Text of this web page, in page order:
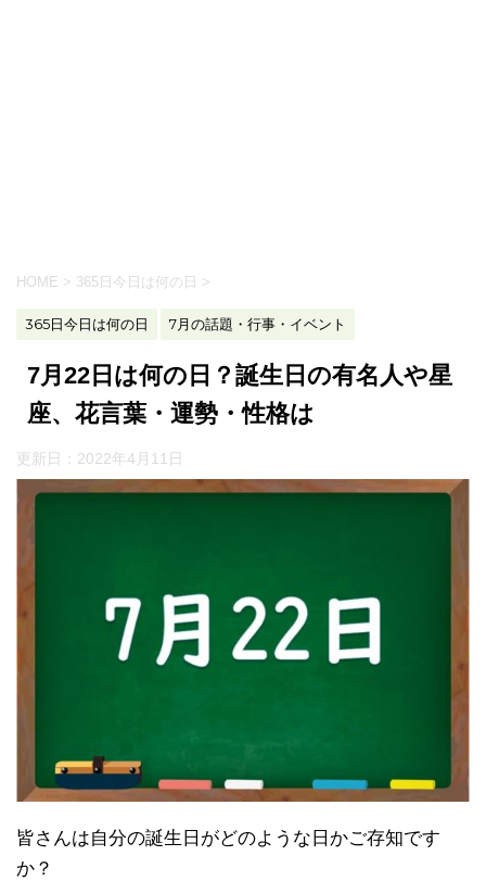
HOME > 365日今日は何の日 >
365日今日は何の日 7月の話題・行事・イベント
7月22日は何の日？誕生日の有名人や星
座、花言葉・運勢・性格は
更新日： 2022年4月11日
皆さんは自分の誕生日がどのような日かご存知です
か？